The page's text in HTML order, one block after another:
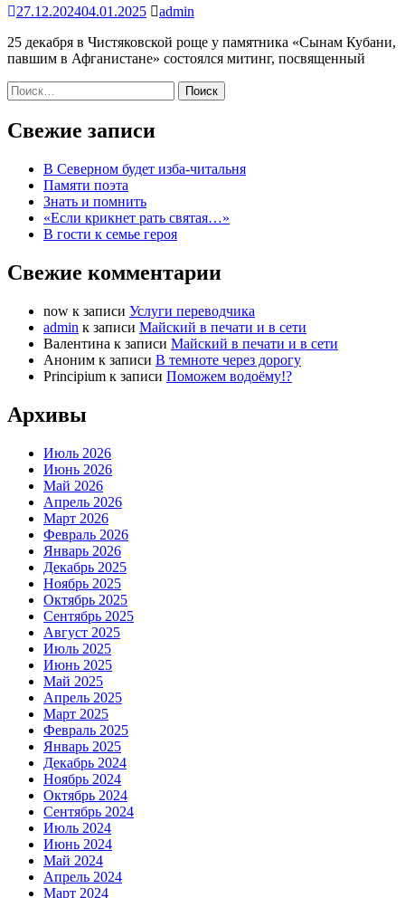
27.12.202404.01.2025
admin
25 декабря в Чистяковской роще у памятника «Сынам Кубани,
павшим в Афганистане» состоялся митинг, посвященный
Найти:
Свежие записи
В Северном будет изба-читальня
Памяти поэта
Знать и помнить
«Если крикнет рать святая…»
В гости к семье героя
Свежие комментарии
now к записи Услуги переводчика
admin к записи Майский в печати и в сети
Валентина к записи Майский в печати и в сети
Аноним к записи В темноте через дорогу
Principium к записи Поможем водоёму!?
Архивы
Июль 2026
Июнь 2026
Май 2026
Апрель 2026
Март 2026
Февраль 2026
Январь 2026
Декабрь 2025
Ноябрь 2025
Октябрь 2025
Сентябрь 2025
Август 2025
Июль 2025
Июнь 2025
Май 2025
Апрель 2025
Март 2025
Февраль 2025
Январь 2025
Декабрь 2024
Ноябрь 2024
Октябрь 2024
Сентябрь 2024
Июль 2024
Июнь 2024
Май 2024
Апрель 2024
Март 2024